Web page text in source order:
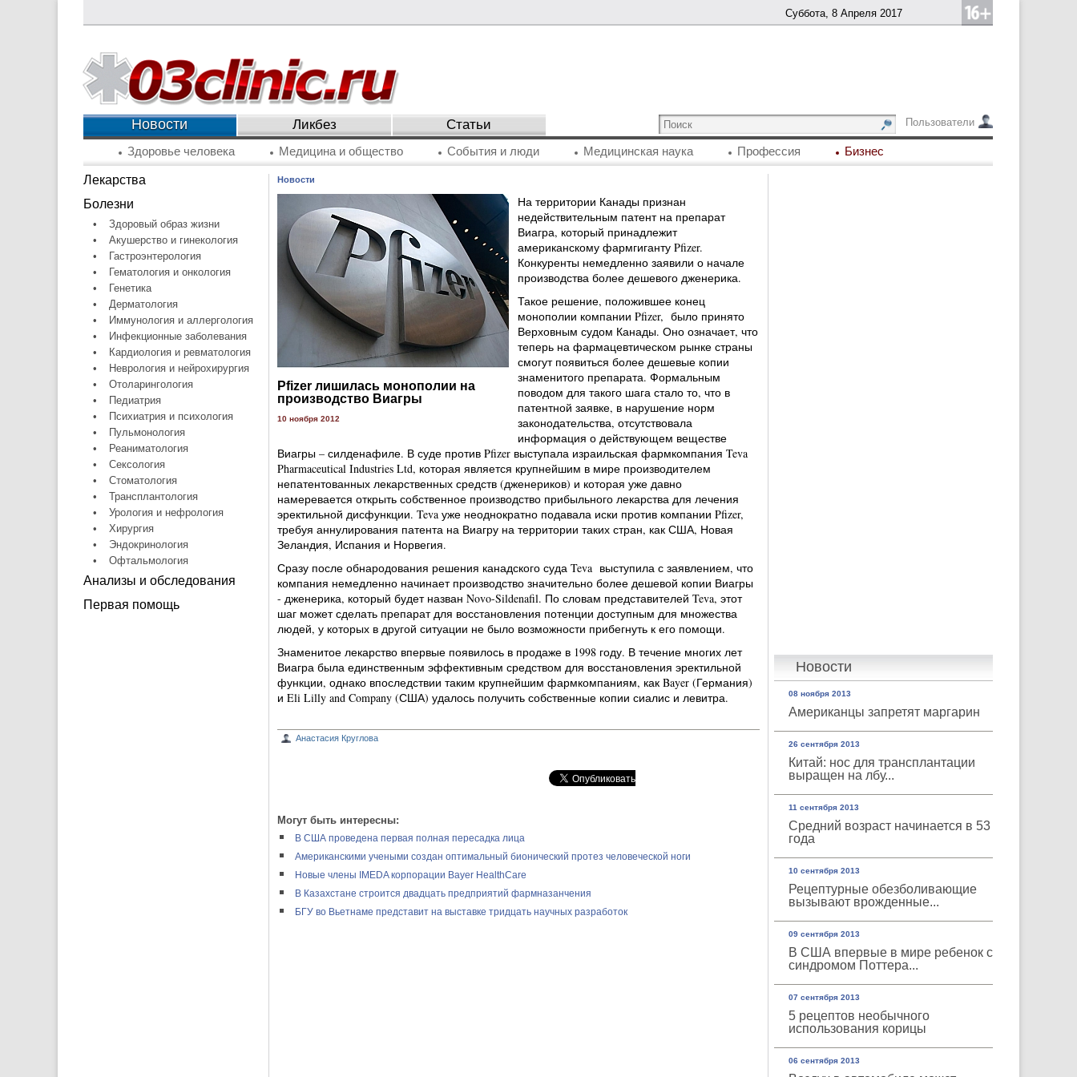
Суббота, 8 Апреля 2017
Пользователи
Новости Ликбез Статьи
Здоровье человека Медицина и общество События и люди Медицинская наука Профессия Бизнес
Лекарства
Болезни
•
Здоровый образ жизни
•
Акушерство и гинекология
•
Гастроэнтерология
•
Гематология и онкология
•
Генетика
•
Дерматология
•
Иммунология и аллергология
•
Инфекционные заболевания
•
Кардиология и ревматология
•
Неврология и нейрохирургия
•
Отоларингология
•
Педиатрия
•
Психиатрия и психология
•
Пульмонология
•
Реаниматология
•
Сексология
•
Стоматология
•
Трансплантология
•
Урология и нефрология
•
Хирургия
•
Эндокринология
•
Офтальмология
Анализы и обследования
Первая помощь
Новости
08 ноября 2013
Американцы запретят маргарин
26 сентября 2013
Китай: нос для трансплантации
выращен на лбу...
11 сентября 2013
Средний возраст начинается в 53
года
10 сентября 2013
Рецептурные обезболивающие
вызывают врожденные...
09 сентября 2013
В США впервые в мире ребенок с
синдромом Поттера...
07 сентября 2013
5 рецептов необычного
использования корицы
06 сентября 2013
Новости
Pfizer лишилась монополии на
производство Виагры
10 ноября 2012
На территории Канады признан
недействительным патент на препарат
Виагра, который принадлежит
американскому фармгиганту Pfizer.
Конкуренты немедленно заявили о начале
производства более дешевого дженерика.
Такое решение, положившее конец
монополии компании Pfizer, было принято
Верховным судом Канады. Оно означает, что
теперь на фармацевтическом рынке страны
смогут появиться более дешевые копии
знаменитого препарата. Формальным
поводом для такого шага стало то, что в
патентной заявке, в нарушение норм
законодательства, отсутствовала
информация о действующем веществе
Виагры – силденафиле. В суде против Pfizer выступала израильская фармкомпания Teva
Pharmaceutical Industries Ltd, которая является крупнейшим в мире производителем
непатентованных лекарственных средств (дженериков) и которая уже давно
намеревается открыть собственное производство прибыльного лекарства для лечения
эректильной дисфункции. Teva уже неоднократно подавала иски против компании Pfizer,
требуя аннулирования патента на Виагру на территории таких стран, как США, Новая
Зеландия, Испания и Норвегия.
Сразу после обнародования решения канадского суда Teva выступила с заявлением, что
компания немедленно начинает производство значительно более дешевой копии Виагры
- дженерика, который будет назван Novo-Sildenafil. По словам представителей Teva, этот
шаг может сделать препарат для восстановления потенции доступным для множества
людей, у которых в другой ситуации не было возможности прибегнуть к его помощи.
Знаменитое лекарство впервые появилось в продаже в 1998 году. В течение многих лет
Виагра была единственным эффективным средством для восстановления эректильной
функции, однако впоследствии таким крупнейшим фармкомпаниям, как Bayer (Германия)
и Eli Lilly and Company (США) удалось получить собственные копии сиалис и левитра.
Анастасия Круглова
Могут быть интересны:
В США проведена первая полная пересадка лица
Американскими учеными создан оптимальный бионический протез человеческой ноги
Новые члены IMEDA корпорации Bayer HealthCare
В Казахстане строится двадцать предприятий фармназанчения
БГУ во Вьетнаме представит на выставке тридцать научных разработок